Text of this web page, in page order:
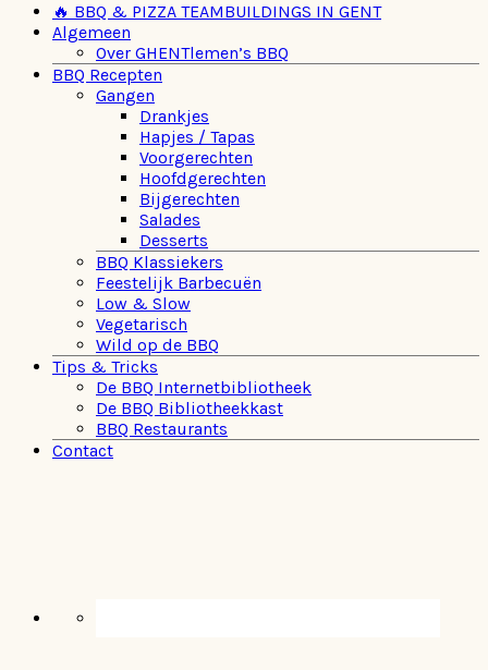
🔥 BBQ & PIZZA TEAMBUILDINGS IN GENT
Algemeen
Over GHENTlemen’s BBQ
BBQ Recepten
Gangen
Drankjes
Hapjes / Tapas
Voorgerechten
Hoofdgerechten
Bijgerechten
Salades
Desserts
BBQ Klassiekers
Feestelijk Barbecuën
Low & Slow
Vegetarisch
Wild op de BBQ
Tips & Tricks
De BBQ Internetbibliotheek
De BBQ Bibliotheekkast
BBQ Restaurants
Contact